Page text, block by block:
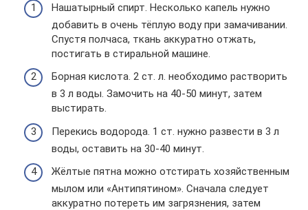
Нашатырный спирт. Несколько капель нужно
добавить в очень тёплую воду при замачивании.
Спустя полчаса, ткань аккуратно отжать,
постигать в стиральной машине.
Борная кислота. 2 ст. л. необходимо растворить
в 3 л воды. Замочить на 40-50 минут, затем
выстирать.
Перекись водорода. 1 ст. нужно развести в 3 л
воды, оставить на 30-40 минут.
Жёлтые пятна можно отстирать хозяйственным
мылом или «Антипятином». Сначала следует
аккуратно потереть им загрязнения, затем